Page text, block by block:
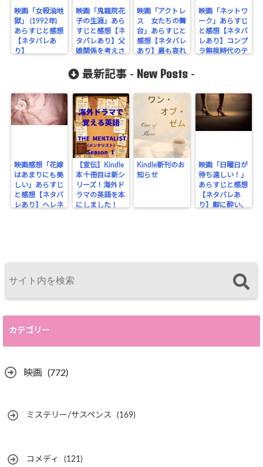
映画「女殺油地
獄」 (1992年)
あらすじと感想
【ネタバレあ
り】
映画「鬼龍院花
子の生涯」あら
すじと感想【ネ
タバレあり】父
娘関係を考えさ
映画「アクトレ
ス 女たちの舞
台」あらすじと
感想【ネタバレ
あり】最も哀れ
映画「ネットワ
ーク」あらすじ
と感想【ネタバ
レあり】コンプ
ラ無視時代のテ
最新記事 - New Posts -
映画感想「花嫁
はあまりにも美
しい」あらすじ
と感想【ネタバ
レあり】ヘレネ
【宣伝】Kindle
本十冊目は新シ
リーズ！海外ド
ラマの英語を本
にしました！
Kindle新刊のお
知らせ
映画「日曜日が
待ち遠しい！」
あらすじと感想
【ネタバレあ
り】脚に酔い、
カテゴリー
映画 (772)
ミステリー/サスペンス (169)
コメディ (121)